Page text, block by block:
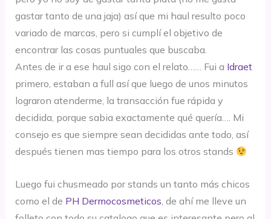
gastar tanto de una jaja) así que mi haul resulto poco
variado de marcas, pero si cumplí el objetivo de
encontrar las cosas puntuales que buscaba.
Antes de ir a ese haul sigo con el relato…… Fui a Idraet
primero, estaban a full así que luego de unos minutos
lograron atenderme, la transacción fue rápida y
decidida, porque sabia exactamente qué quería…. Mi
consejo es que siempre sean decididas ante todo, así
después tienen mas tiempo para los otros stands
Luego fui chusmeado por stands un tanto más chicos
como el de PH Dermocosmeticos, de ahí me lleve un